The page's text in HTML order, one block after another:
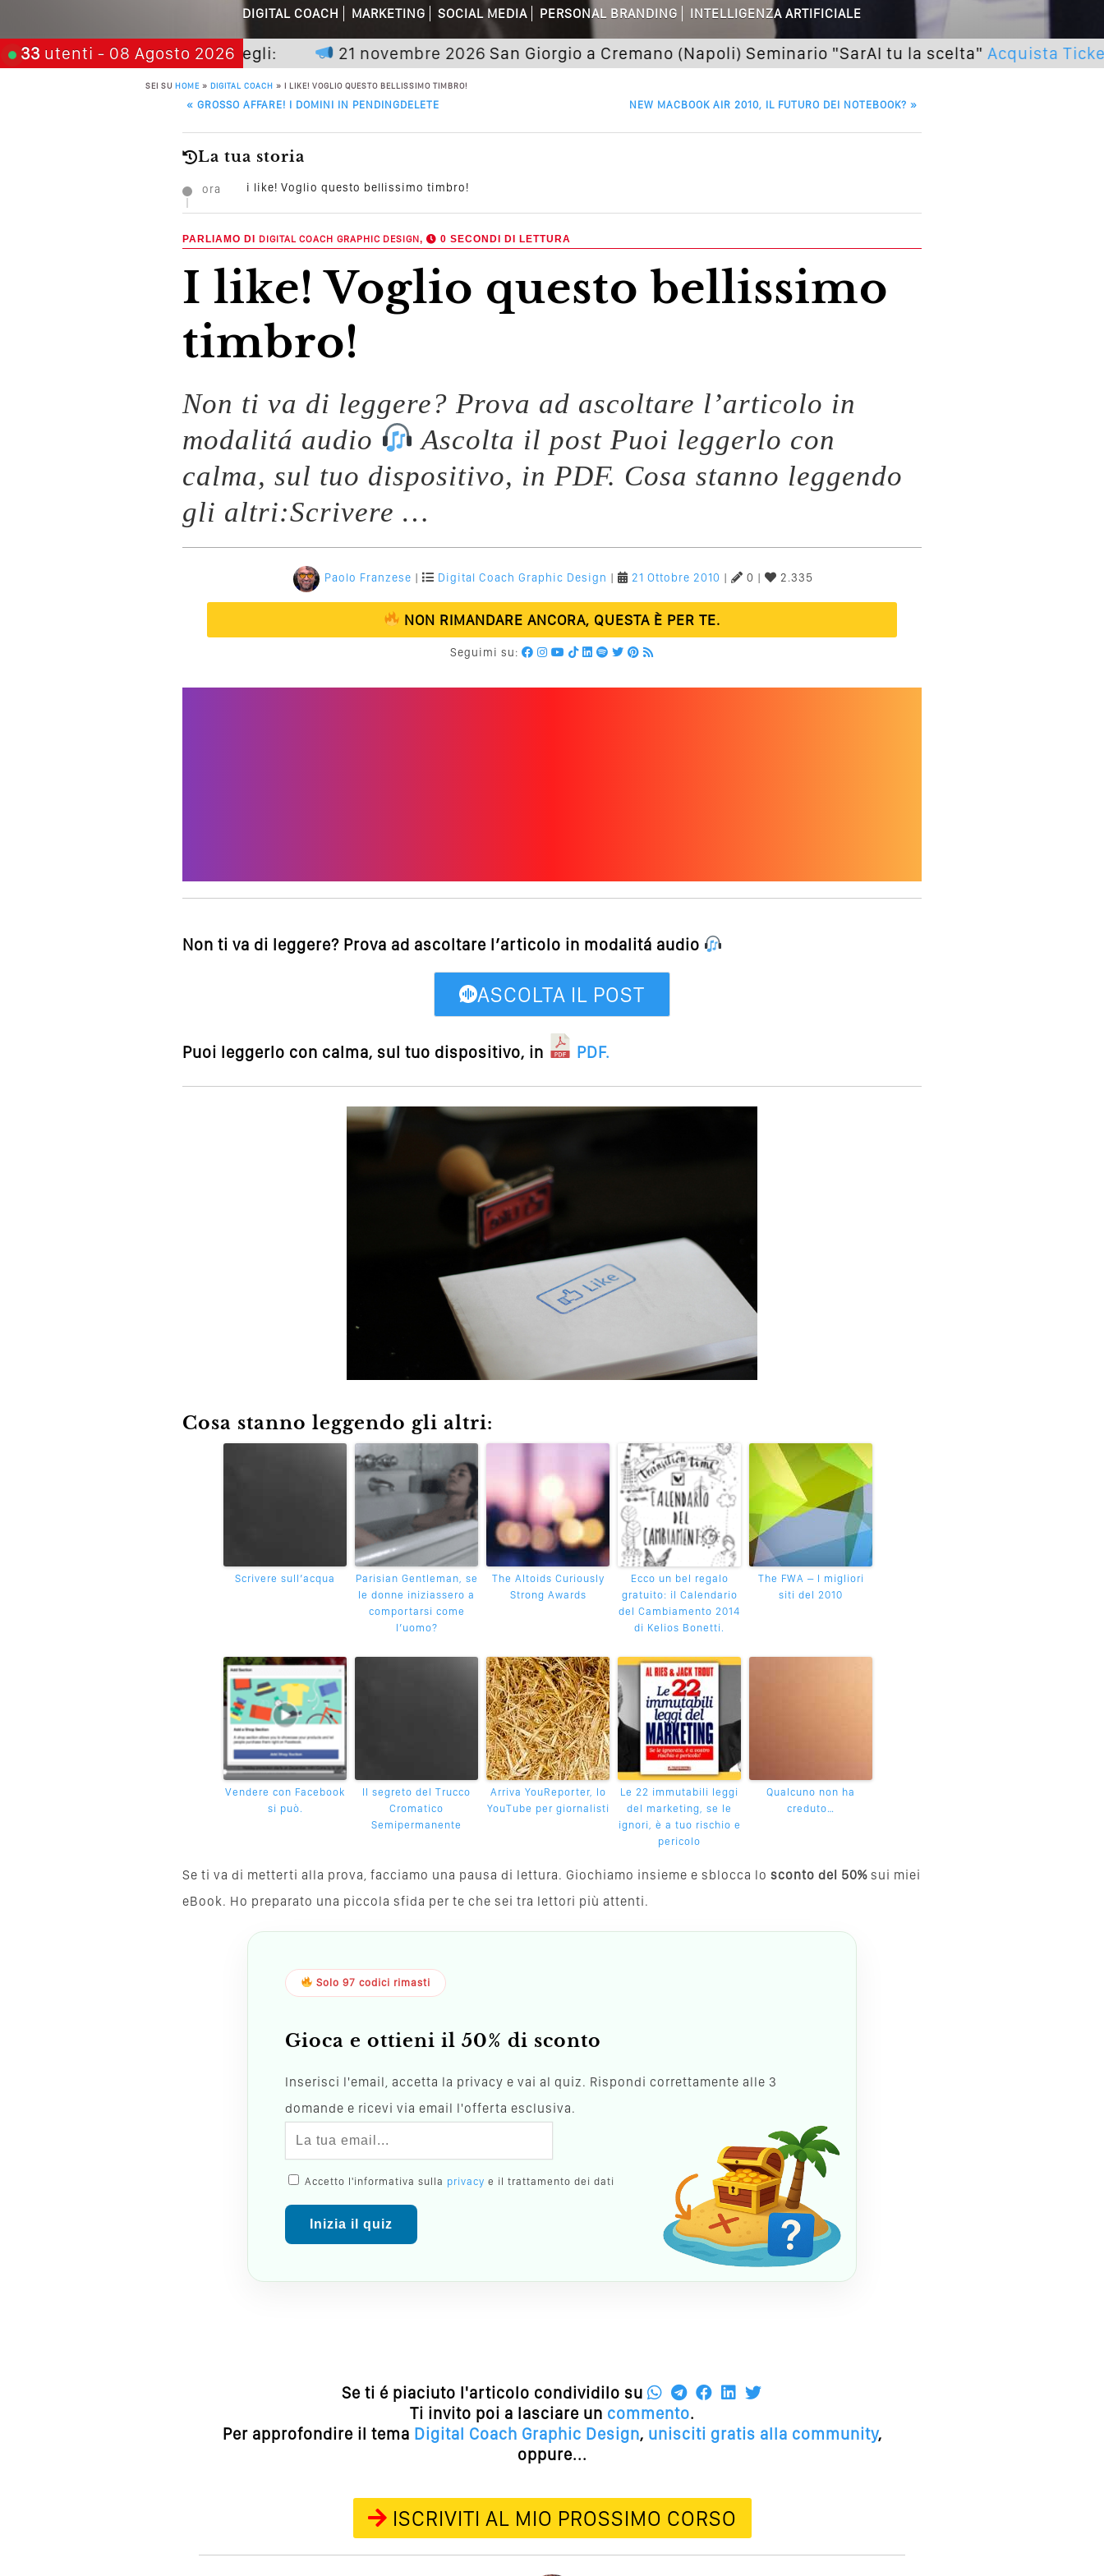
Perché Non Guadagni Sui Social Media? Probabilmente Tutto Peggiorerà
Quali Sono Gli Errori Della Comunicazione Politica? Il Caso Delle Braccia Incrociate
Come Promuoversi Nel Wedding? Il Mio Intervento Per L’Accademia Del Wedding
DIGITAL COACH MARKETING SOCIAL MEDIA PERSONAL BRANDING INTELLIGENZA ARTIFICIALE
33 utenti - 08 Agosto 2026
premia chi aspetta, scegli: 21 novembre 2026San Giorgio a Cremano (Napoli) Seminario "SarAI tu la scelta"Acquista Ticket
SEI SU HOME » DIGITAL COACH » I LIKE! VOGLIO QUESTO BELLISSIMO TIMBRO!
POST NAVIGATION
« GROSSO AFFARE! I DOMINI IN PENDINGDELETE NEW MACBOOK AIR 2010, IL FUTURO DEI NOTEBOOK? »
La tua storia
ora i like! Voglio questo bellissimo timbro!
PARLIAMO DI DIGITAL COACH GRAPHIC DESIGN, 0 SECONDI DI LETTURA
i like! Voglio questo bellissimo
timbro!
Non ti va di leggere? Prova ad ascoltare l’articolo in
modalitá audio
Ascolta il post Puoi leggerlo con
calma, sul tuo dispositivo, in PDF. Cosa stanno leggendo
gli altri:Scrivere …
Paolo Franzese | Digital Coach Graphic Design | 21 Ottobre 2010 | 0 | 2.335
NON RIMANDARE ANCORA, QUESTA È PER TE.
Seguimi su:
Non ti va di leggere? Prova ad ascoltare l’articolo in modalitá audio
ASCOLTA IL POST
Puoi leggerlo con calma, sul tuo dispositivo, in PDF.
Cosa stanno leggendo gli altri:
Scrivere sull’acqua
Parisian Gentleman, se
le donne iniziassero a
comportarsi come
l’uomo?
The Altoids Curiously
Strong Awards
Ecco un bel regalo
gratuito: il Calendario
del Cambiamento 2014
di Kelios Bonetti.
The FWA – I migliori
siti del 2010
Vendere con Facebook
si può.
Il segreto del Trucco
Cromatico
Semipermanente
Arriva YouReporter, lo
YouTube per giornalisti
Le 22 immutabili leggi
del marketing, se le
ignori, è a tuo rischio e
pericolo
Qualcuno non ha
creduto…
Se ti va di metterti alla prova, facciamo una pausa di lettura. Giochiamo insieme e sblocca lo sconto del 50% sui miei
eBook. Ho preparato una piccola sfida per te che sei tra lettori più attenti.
Solo 97 codici rimasti
Gioca e ottieni il 50% di sconto
Inserisci l'email, accetta la privacy e vai al quiz. Rispondi correttamente alle 3
domande e ricevi via email l'offerta esclusiva.
Accetto l'informativa sulla privacy e il trattamento dei dati
Inizia il quiz
Se ti é piaciuto l'articolo condividilo su
Ti invito poi a lasciare un commento.
Per approfondire il tema Digital Coach Graphic Design, unisciti gratis alla community,
oppure...
ISCRIVITI AL MIO PROSSIMO CORSO